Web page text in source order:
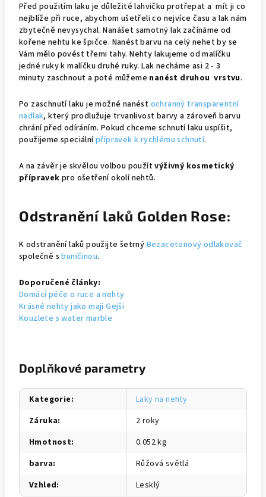
Před použitím laku je důležité lahvičku protřepat a mít ji co
nejblíže při ruce, abychom ušetřeli co nejvíce času a lak nám
zbytečně nevysychal. Nanášet samotný lak začínáme od
kořene nehtu ke špičce. Nanést barvu na celý nehet by se
Vám mělo povést třemi tahy. Nehty lakujeme od malíčku
jedné ruky k malíčku druhé ruky. Lak necháme asi 2 - 3
minuty zaschnout a poté můžeme nanést druhou vrstvu.
Po zaschnutí laku je možné nanést ochranný transparentní
nadlak, který prodlužuje trvanlivost barvy a zároveň barvu
chrání před odíráním. Pokud chceme schnutí laku uspíšit,
použijeme speciálnípřípravek k rychlému schnutí.
A na závěr je skvělou volbou použítvýživný kosmetický
přípravekpro ošetření okolí nehtů.
Odstranění laků Golden Rose:
K odstranění laků použijte šetrný Bezacetonový odlakovač
společně sbuničinou.
Doporučené články:
Domácí péče o ruce a nehty
Krásné nehty jako mají Gejši
Kouzlete s water marble
Doplňkové parametry
Kategorie:
Laky na nehty
Záruka:
2 roky
Hmotnost:
0.052 kg
barva:
Růžová světlá
Vzhled: Lesklý